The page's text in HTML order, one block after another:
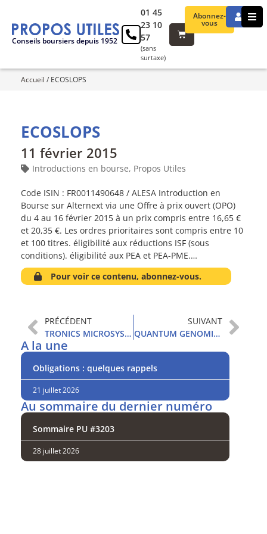
Conseils boursiers depuis 1952
Abonnez-
vous
01 45
23 10
57
(sans
surtaxe)
Accueil / ECOSLOPS
ECOSLOPS
11 février 2015
Introductions en bourse, Propos Utiles
Code ISIN : FR0011490648 / ALESA Introduction en
Bourse sur Alternext via une Offre à prix ouvert (OPO)
du 4 au 16 février 2015 à un prix compris entre 16,65 €
et 20,35 €. Les ordres prioritaires sont compris entre 10
et 100 titres. éligibilité aux réductions ISF (sous
conditions). éligibilité aux PEA et PEA-PME.…
Pour voir ce contenu, abonnez-vous.
PRÉCÉDENT
TRONICS MICROSYSTEMS
SUIVANT
QUANTUM GENOMICS
A la une
Obligations : quelques rappels
21 juillet 2026
Au sommaire du dernier numéro
Sommaire PU #3203
28 juillet 2026